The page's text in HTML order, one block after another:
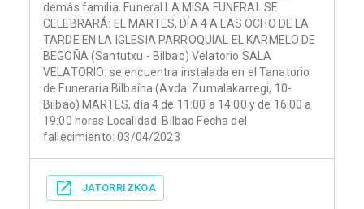
demás familia. Funeral LA MISA FUNERAL SE
CELEBRARÁ: EL MARTES, DÍA 4 A LAS OCHO DE LA
TARDE EN LA IGLESIA PARROQUIAL EL KARMELO DE
BEGOÑA (Santutxu - Bilbao) Velatorio SALA
VELATORIO: se encuentra instalada en el Tanatorio
de Funeraria Bilbaína (Avda. Zumalakarregi, 10-
Bilbao) MARTES, día 4 de 11:00 a 14:00 y de 16:00 a
19:00 horas Localidad: Bilbao Fecha del
fallecimiento: 03/04/2023
JATORRIZKOA